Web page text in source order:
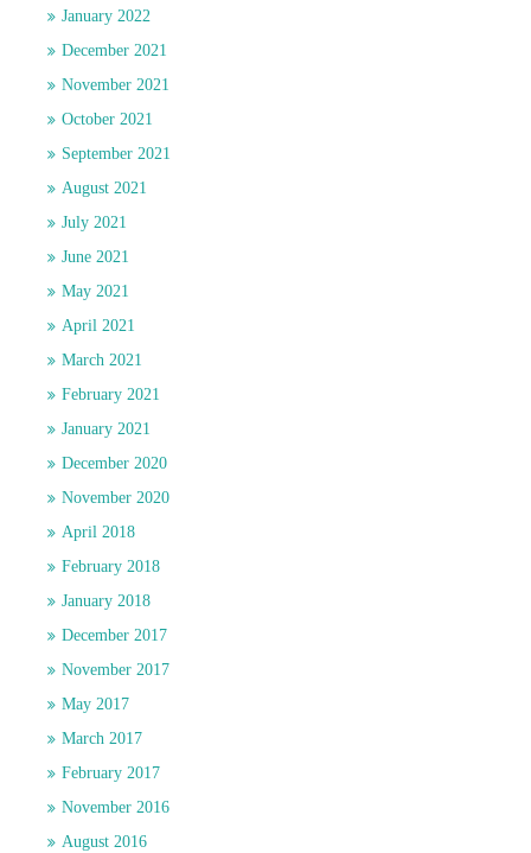
January 2022
December 2021
November 2021
October 2021
September 2021
August 2021
July 2021
June 2021
May 2021
April 2021
March 2021
February 2021
January 2021
December 2020
November 2020
April 2018
February 2018
January 2018
December 2017
November 2017
May 2017
March 2017
February 2017
November 2016
August 2016